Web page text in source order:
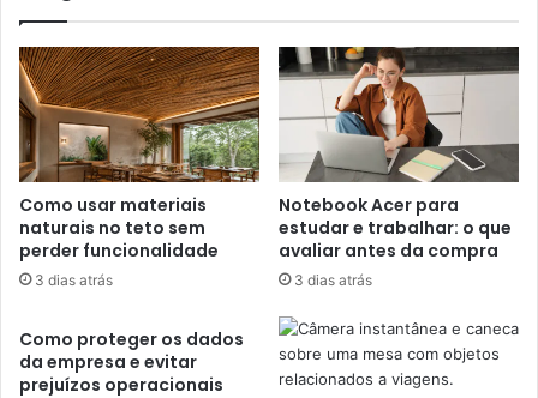
Como usar materiais
naturais no teto sem
perder funcionalidade
3 dias atrás
Notebook Acer para
estudar e trabalhar: o que
avaliar antes da compra
3 dias atrás
Como proteger os dados
da empresa e evitar
prejuízos operacionais